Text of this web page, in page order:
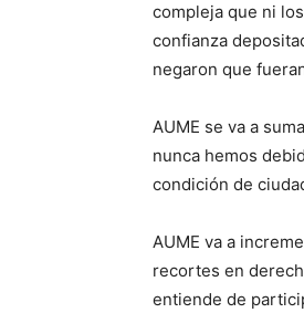
compleja que ni
confianza
negaron que
AUME se va a
nunca hemos
condición de
AUME va a
recortes en
entiende de